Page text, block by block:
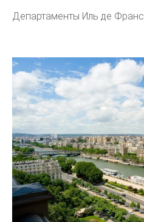
Департаменты Иль де Франс